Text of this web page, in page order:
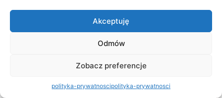
Akceptuję
Odmów
Zobacz preferencje
polityka-prywatnoscipolityka-prywatnosci